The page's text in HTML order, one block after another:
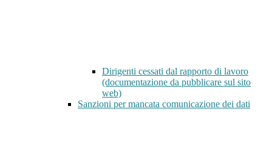
Dirigenti cessati dal rapporto di lavoro
(documentazione da pubblicare sul sito
web)
Sanzioni per mancata comunicazione dei dati